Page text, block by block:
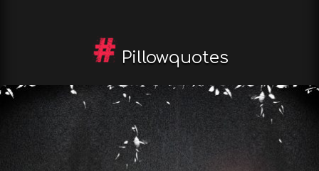
Pillowquotes